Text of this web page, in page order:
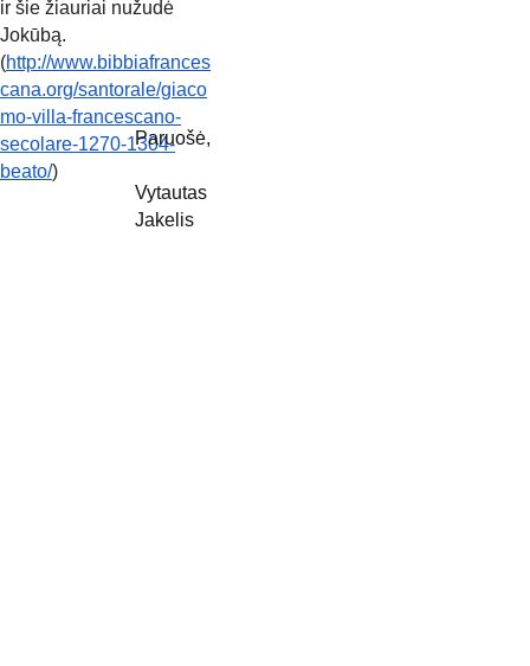
ir šie žiauriai nužudė
Jokūbą.
(http://www.bibbiafrances
cana.org/santorale/giaco
mo-villa-francescano-
secolare-1270-1304-
beato/)
Paruošė,
Vytautas
Jakelis